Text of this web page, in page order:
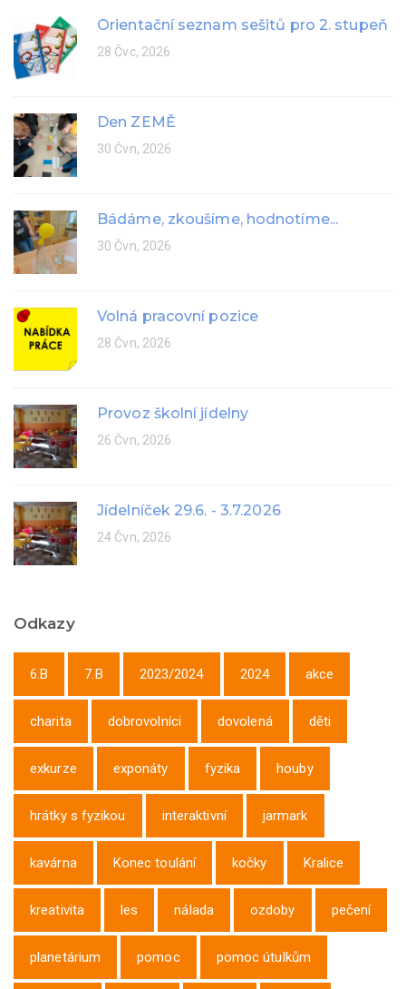
Orientační seznam sešitů pro 2. stupeň
28 Čvc, 2026
Den ZEMĚ
30 Čvn, 2026
Bádáme, zkoušíme, hodnotíme...
30 Čvn, 2026
Volná pracovní pozice
28 Čvn, 2026
Provoz školní jídelny
26 Čvn, 2026
Jídelníček 29.6. - 3.7.2026
24 Čvn, 2026
Odkazy
6.B 7.B 2023/2024 2024 akce
charita dobrovolníci dovolená děti
exkurze exponáty fyzika houby
hrátky s fyzikou interaktivní jarmark
kavárna Konec toulání kočky Kralice
kreativita les nálada ozdoby pečení
planetárium pomoc pomoc útulkům